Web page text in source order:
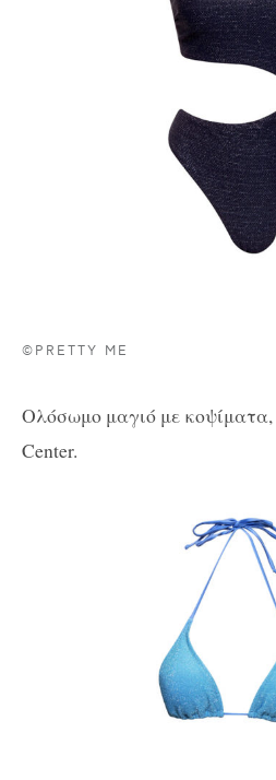
©PRETTY ME
Ολόσωμο μαγιό με κοψίματα,
Center.